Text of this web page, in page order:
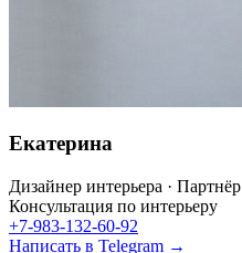
Екатерина
Дизайнер интерьера · Партнёр
Консультация по интерьеру
+7-983-132-60-92
Написать в Telegram →